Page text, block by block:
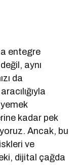
entegre
aynı
da
kadar pek
Ancak, bu
ve
dijital çağda